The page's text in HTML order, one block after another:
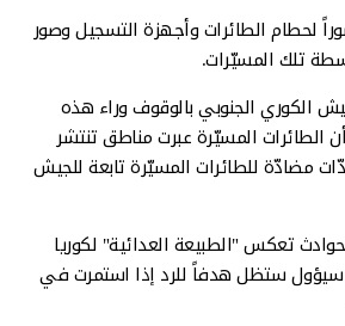
لحطام الطائرات وأجهزة التسجيل وصور
تلك المسيّرات.
الكوري الجنوبي بالوقوف وراء هذه
الطائرات المسيّرة عبرت مناطق تنتشر
مضادّة للطائرات المسيّرة تابعة للجيش
تعكس "الطبيعة العدائية" لكوريا
سيؤول ستظل هدفاً للرد إذا استمرت في